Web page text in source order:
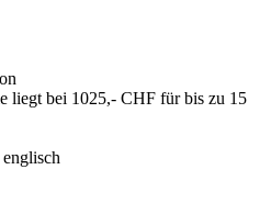
liegt bei 1025,- CHF für bis zu 15